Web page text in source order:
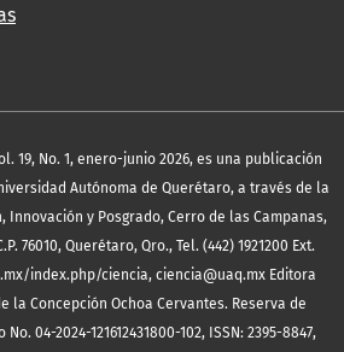
19, No. 1, enero-junio 2026, es una publicación
Autónoma de Querétaro, a través de la
Innovación y Posgrado, Cerro de las Campanas,
76010, Querétaro, Qro., Tel. (442) 1921200 Ext.
index.php/ciencia, ciencia@uaq.mx Editora
la Concepción Ochoa Cervantes. Reserva de
04-2024-121612431800-102, ISSN: 2395-8847,